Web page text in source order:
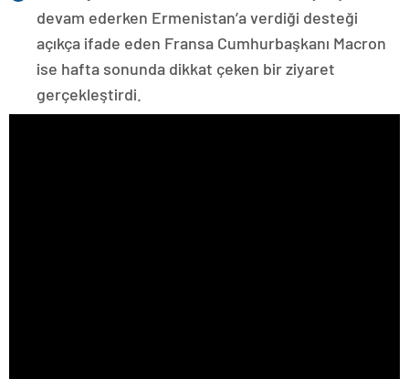
devam ederken Ermenistan’a verdiği desteği
açıkça ifade eden Fransa Cumhurbaşkanı Macron
ise hafta sonunda dikkat çeken bir ziyaret
gerçekleştirdi.